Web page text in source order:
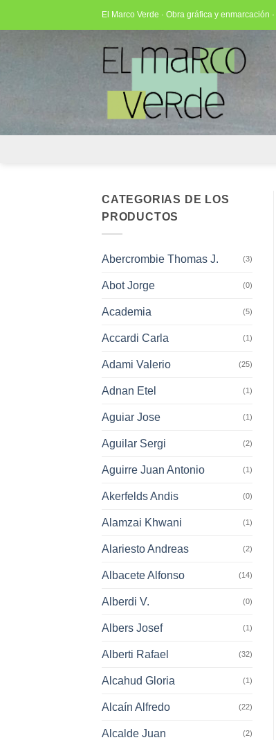
El Marco Verde · Obra gráfica y enmarcación ·
CATEGORIAS DE LOS
PRODUCTOS
Abercrombie Thomas J. (3)
Abot Jorge (0)
Academia (5)
Accardi Carla (1)
Adami Valerio (25)
Adnan Etel (1)
Aguiar Jose (1)
Aguilar Sergi (2)
Aguirre Juan Antonio (1)
Akerfelds Andis (0)
Alamzai Khwani (1)
Alariesto Andreas (2)
Albacete Alfonso (14)
Alberdi V. (0)
Albers Josef (1)
Alberti Rafael (32)
Alcahud Gloria (1)
Alcaín Alfredo (22)
Alcalde Juan (2)